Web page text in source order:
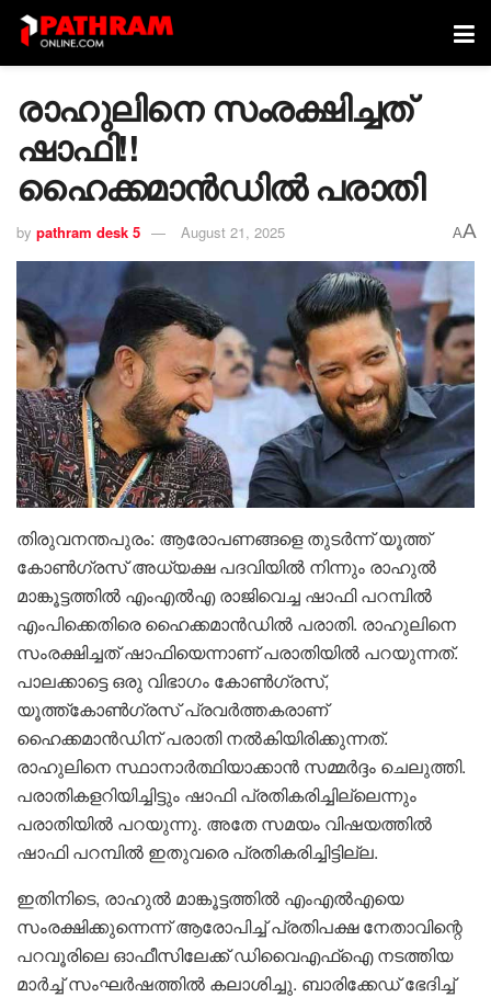
രാഹുലിനെ സംരക്ഷിച്ചത്
ഷാഫി!!
ഹൈക്കമാൻഡിൽ പരാതി
by pathram desk 5 August 21, 2025 AA
തിരുവനന്തപുരം: ആരോപണങ്ങളെ തുടർന്ന് യൂത്ത്
കോൺ​ഗ്രസ് അധ്യക്ഷ പദവിയിൽ നിന്നും രാഹുൽ
മാങ്കൂട്ടത്തിൽ എംഎൽഎ രാജിവെച്ച ഷാഫി പറമ്പിൽ
എംപിക്കെതിരെ ഹൈക്കമാൻഡിൽ പരാതി. രാഹുലിനെ
സംരക്ഷിച്ചത് ഷാഫിയെന്നാണ് പരാതിയിൽ പറയുന്നത്.
പാലക്കാട്ടെ ഒരു വിഭാഗം കോൺഗ്രസ്,
യൂത്ത്കോൺഗ്രസ് പ്രവർത്തകരാണ്
ഹൈക്കമാൻഡിന് പരാതി നൽകിയിരിക്കുന്നത്.
രാഹുലിനെ സ്ഥാനാർത്ഥിയാക്കാൻ സമ്മർദ്ദം ചെലുത്തി.
പരാതികളറിയിച്ചിട്ടും ഷാഫി പ്രതികരിച്ചില്ലെന്നും
പരാതിയിൽ പറയുന്നു. അതേ സമയം വിഷയത്തിൽ
ഷാഫി പറമ്പിൽ ഇതുവരെ പ്രതികരിച്ചിട്ടില്ല.
ഇതിനിടെ, രാഹുൽ മാങ്കൂട്ടത്തിൽ എംഎൽഎയെ
സംരക്ഷിക്കുന്നെന്ന് ആരോപിച്ച് പ്രതിപക്ഷ നേതാവിന്റെ
പറവൂരിലെ ഓഫീസിലേക്ക് ഡിവൈഎഫ്ഐ നടത്തിയ
മാർച്ച് സംഘർഷത്തിൽ കലാശിച്ചു. ബാരിക്കേഡ് ഭേദിച്ച്